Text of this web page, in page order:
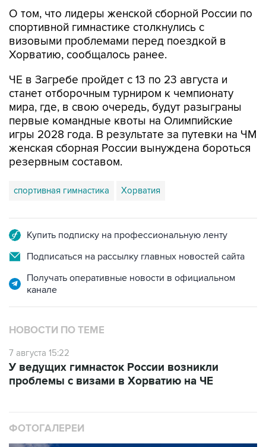
О том, что лидеры женской сборной России по
спортивной гимнастике столкнулись с
визовыми проблемами перед поездкой в
Хорватию, сообщалось ранее.
ЧЕ в Загребе пройдет с 13 по 23 августа и
станет отборочным турниром к чемпионату
мира, где, в свою очередь, будут разыграны
первые командные квоты на Олимпийские
игры 2028 года. В результате за путевки на ЧМ
женская сборная России вынуждена бороться
резервным составом.
спортивная гимнастика Хорватия
Купить подписку на профессиональную ленту
Подписаться на рассылку главных новостей сайта
Получать оперативные новости в официальном
канале
НОВОСТИ ПО ТЕМЕ
7 августа 15:22
У ведущих гимнасток России возникли
проблемы с визами в Хорватию на ЧЕ
ФОТОГАЛЕРЕИ